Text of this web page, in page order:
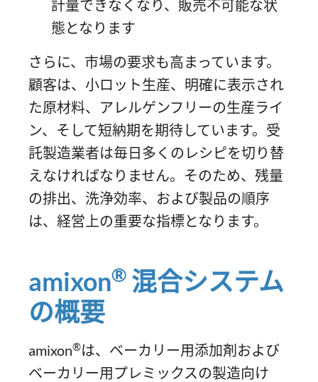
計量できなくなり、販売不可能な状
態となります
さらに、市場の要求も高まっています。
顧客は、小ロット生産、明確に表示され
た原材料、アレルゲンフリーの生産ライ
ン、そして短納期を期待しています。受
託製造業者は毎日多くのレシピを切り替
えなければなりません。そのため、残量
の排出、洗浄効率、および製品の順序
は、経営上の重要な指標となります。
amixon® 混合システム
の概要
amixon®は、ベーカリー用添加剤および
ベーカリー用プレミックスの製造向け